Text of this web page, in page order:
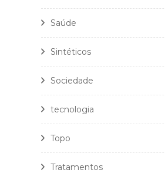
Saúde
Sintéticos
Sociedade
tecnologia
Topo
Tratamentos